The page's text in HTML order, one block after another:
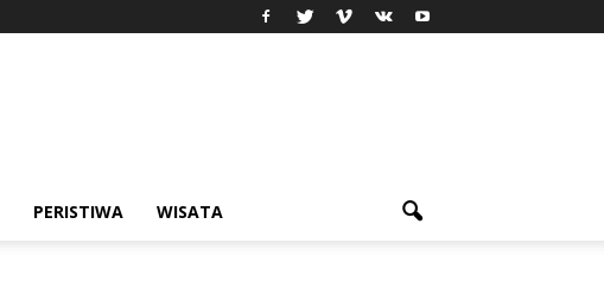
PERISTIWA WISATA